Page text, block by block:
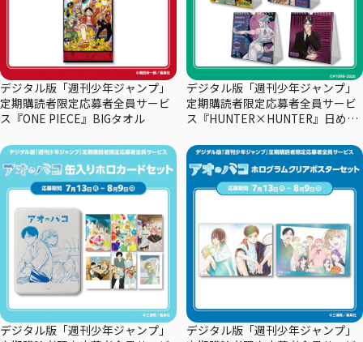
デジタル版「週刊少年ジャンプ」
定期購読者限定応募者全員サービ
ス『ONE PIECE』BIGタオル
デジタル版「週刊少年ジャンプ」
定期購読者限定応募者全員サービ
ス『HUNTER×HUNTER』日めく
デジタル版「週刊少年ジャンプ」
デジタル版「週刊少年ジャンプ」